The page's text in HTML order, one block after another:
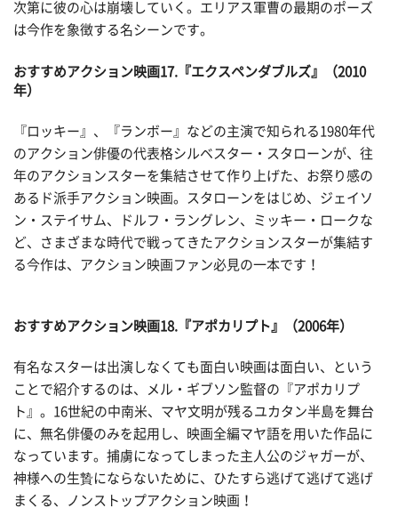
次第に彼の心は崩壊していく。エリアス軍曹の最期のポーズ
は今作を象徴する名シーンです。
おすすめアクション映画17.『エクスペンダブルズ』（2010
年）
『ロッキー』、『ランボー』などの主演で知られる1980年代
のアクション俳優の代表格シルベスター・スタローンが、往
年のアクションスターを集結させて作り上げた、お祭り感の
あるド派手アクション映画。スタローンをはじめ、ジェイソ
ン・ステイサム、ドルフ・ラングレン、ミッキー・ロークな
ど、さまざまな時代で戦ってきたアクションスターが集結す
る今作は、アクション映画ファン必見の一本です！
おすすめアクション映画18.『アポカリプト』（2006年）
有名なスターは出演しなくても面白い映画は面白い、という
ことで紹介するのは、メル・ギブソン監督の『アポカリプ
ト』。16世紀の中南米、マヤ文明が残るユカタン半島を舞台
に、無名俳優のみを起用し、映画全編マヤ語を用いた作品に
なっています。捕虜になってしまった主人公のジャガーが、
神様への生贄にならないために、ひたすら逃げて逃げて逃げ
まくる、ノンストップアクション映画！